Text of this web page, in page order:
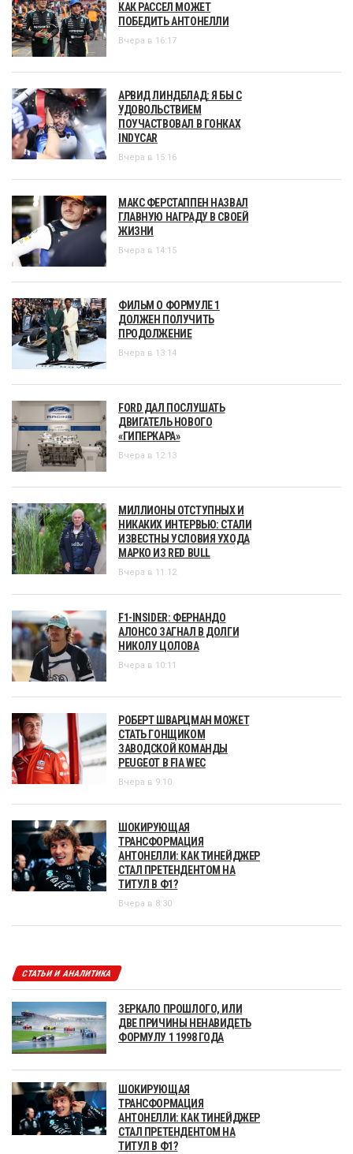
КАК РАССЕЛ МОЖЕТ
ПОБЕДИТЬ АНТОНЕЛЛИ
Вчера в 16:17
АРВИД ЛИНДБЛАД: Я БЫ С
УДОВОЛЬСТВИЕМ
ПОУЧАСТВОВАЛ В ГОНКАХ
INDYCAR
Вчера в 15:16
МАКС ФЕРСТАППЕН НАЗВАЛ
ГЛАВНУЮ НАГРАДУ В СВОЕЙ
ЖИЗНИ
Вчера в 14:15
ФИЛЬМ О ФОРМУЛЕ 1
ДОЛЖЕН ПОЛУЧИТЬ
ПРОДОЛЖЕНИЕ
Вчера в 13:14
FORD ДАЛ ПОСЛУШАТЬ
ДВИГАТЕЛЬ НОВОГО
«ГИПЕРКАРА»
Вчера в 12:13
МИЛЛИОНЫ ОТСТУПНЫХ И
НИКАКИХ ИНТЕРВЬЮ: СТАЛИ
ИЗВЕСТНЫ УСЛОВИЯ УХОДА
МАРКО ИЗ RED BULL
Вчера в 11:12
F1-INSIDER: ФЕРНАНДО
АЛОНСО ЗАГНАЛ В ДОЛГИ
НИКОЛУ ЦОЛОВА
Вчера в 10:11
РОБЕРТ ШВАРЦМАН МОЖЕТ
СТАТЬ ГОНЩИКОМ
ЗАВОДСКОЙ КОМАНДЫ
PEUGEOT В FIA WEC
Вчера в 9:10
ШОКИРУЮЩАЯ
ТРАНСФОРМАЦИЯ
АНТОНЕЛЛИ: КАК ТИНЕЙДЖЕР
СТАЛ ПРЕТЕНДЕНТОМ НА
ТИТУЛ В Ф1?
Вчера в 8:30
СТАТЬИ И АНАЛИТИКА
ЗЕРКАЛО ПРОШЛОГО, ИЛИ
ДВЕ ПРИЧИНЫ НЕНАВИДЕТЬ
ФОРМУЛУ 1 1998 ГОДА
ШОКИРУЮЩАЯ
ТРАНСФОРМАЦИЯ
АНТОНЕЛЛИ: КАК ТИНЕЙДЖЕР
СТАЛ ПРЕТЕНДЕНТОМ НА
ТИТУЛ В Ф1?